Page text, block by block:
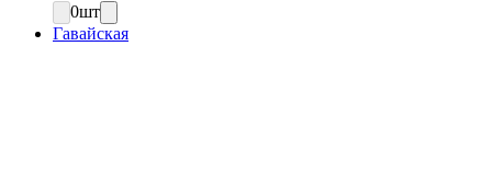
0шт
Гавайская